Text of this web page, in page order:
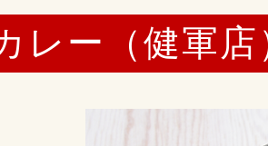
レー（健軍店